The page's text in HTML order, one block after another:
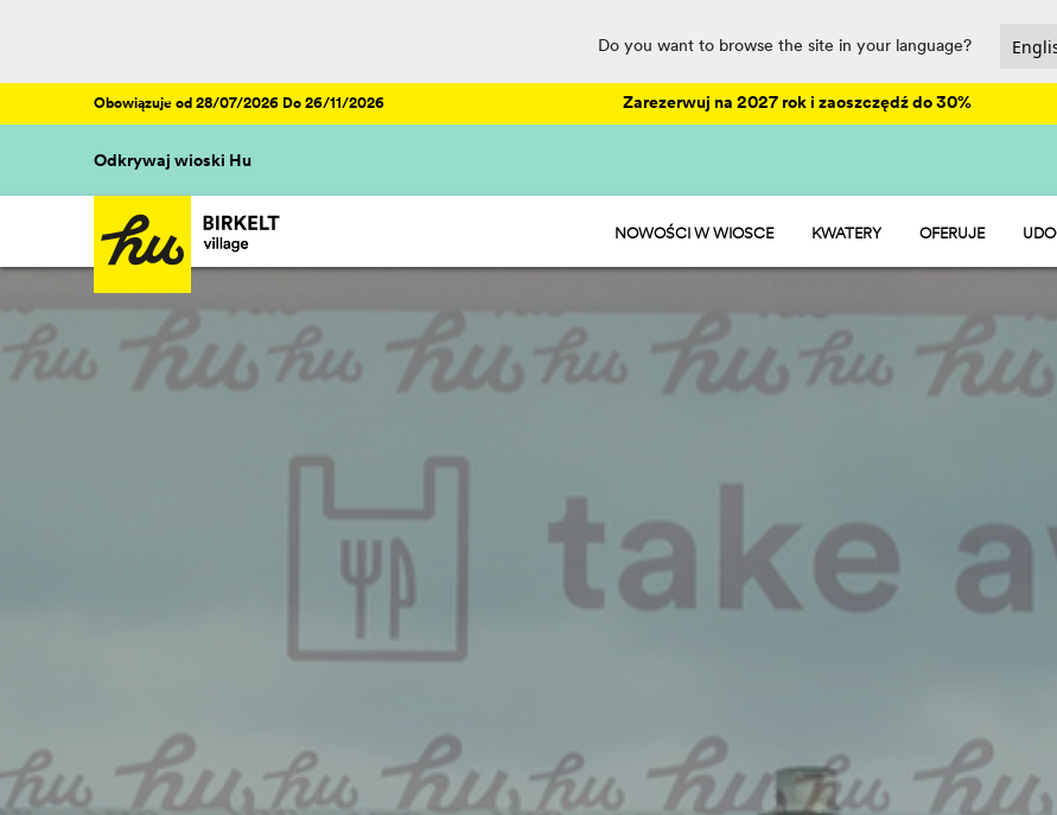
Do you want to browse the site in your language?
Obowiązuje od 28/07/2026 Do 26/11/2026 Zarezerwuj na 2027 rok i zaoszczędź do 30%
Odkrywaj wioski Hu
NOWOŚCI W WIOSCE KWATERY
HU CAMP
OFERUJE
PET